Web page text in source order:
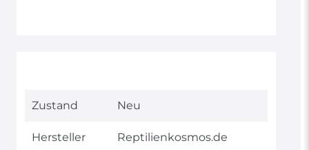
Technisches
Wert
Zustand Neu
Hersteller Reptilienkosmos.de